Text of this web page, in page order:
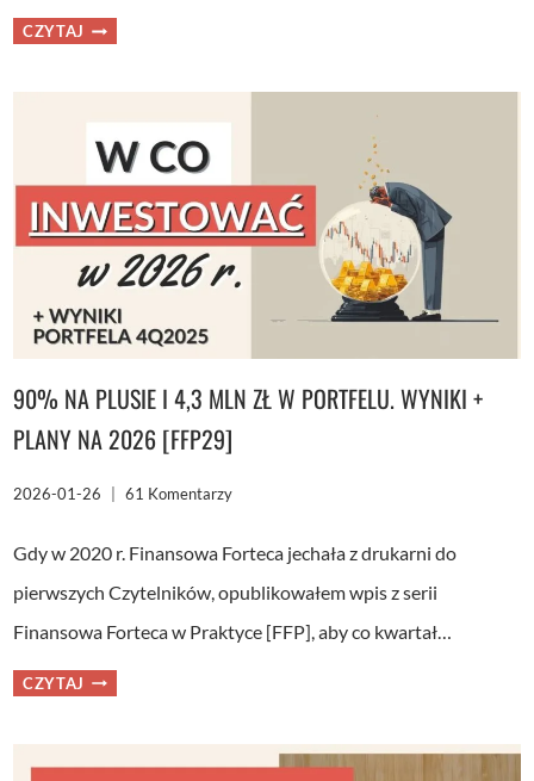
CZYTAJ JAK
PRZENIEŚĆ
WYPŁATA
TRANSFEROWA
KROK
PO
KROKU
90% NA PLUSIE I 4,3 MLN ZŁ W PORTFELU. WYNIKI +
PLANY NA 2026 [FFP29]
2026-01-26 61 Komentarzy
Gdy w 2020 r. Finansowa Forteca jechała z drukarni do
pierwszych Czytelników, opublikowałem wpis z serii
Finansowa Forteca w Praktyce [FFP], aby co kwartał…
CZYTAJ 90%
NA
ZŁ